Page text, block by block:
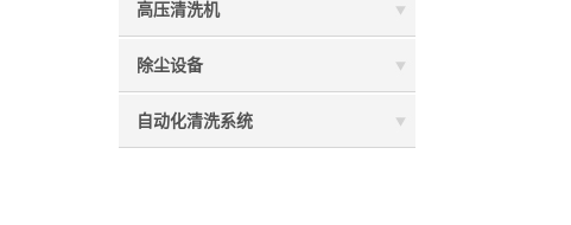
高压清洗机
除尘设备
自动化清洗系统